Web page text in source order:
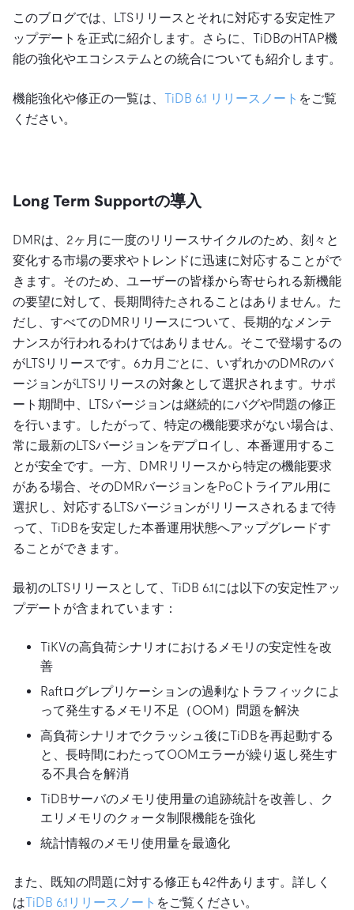
このブログでは、LTSリリースとそれに対応する安定性ア
ップデートを正式に紹介します。さらに、TiDBのHTAP機
能の強化やエコシステムとの統合についても紹介します。
機能強化や修正の一覧は、 TiDB 6.1 リリースノート をご覧
ください。
Long Term Supportの導入
DMRは、2ヶ月に一度のリリースサイクルのため、刻々と
変化する市場の要求やトレンドに迅速に対応することがで
きます。そのため、ユーザーの皆様から寄せられる新機能
の要望に対して、長期間待たされることはありません。た
だし、すべてのDMRリリースについて、長期的なメンテ
ナンスが行われるわけではありません。そこで登場するの
がLTSリリースです。6カ月ごとに、いずれかのDMRのバ
ージョンがLTSリリースの対象として選択されます。サポ
ート期間中、LTSバージョンは継続的にバグや問題の修正
を行います。したがって、特定の機能要求がない場合は、
常に最新のLTSバージョンをデプロイし、本番運用するこ
とが安全です。一方、DMRリリースから特定の機能要求
がある場合、そのDMRバージョンをPoCトライアル用に
選択し、対応するLTSバージョンがリリースされるまで待
って、TiDBを安定した本番運用状態へアップグレードす
ることができます。
最初のLTSリリースとして、TiDB 6.1には以下の安定性アッ
プデートが含まれています：
TiKVの高負荷シナリオにおけるメモリの安定性を改
善
Raftログレプリケーションの過剰なトラフィックによ
って発生するメモリ不足（OOM）問題を解決
高負荷シナリオでクラッシュ後にTiDBを再起動する
と、長時間にわたってOOMエラーが繰り返し発生す
る不具合を解消
TiDBサーバのメモリ使用量の追跡統計を改善し、ク
エリメモリのクォータ制限機能を強化
統計情報のメモリ使用量を最適化
また、既知の問題に対する修正も42件あります。詳しく
はTiDB 6.1リリースノート をご覧ください。